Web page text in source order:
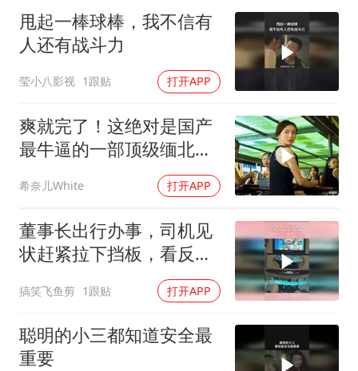
商场现钱学森巨幅海报 负责人回应
乐享全民健身 共筑健康中国
甩起一棒球棒，我不信有
人还有战斗力
莹小八影视 1跟贴 打开APP
爽就完了！这绝对是国产
最牛逼的一部顶级缅北犯
希奈儿White 打开APP
董事长出行办事，司机见
状赶紧拉下挡板，看反应
搞笑飞鱼剪 1跟贴 打开APP
聪明的小三都知道安全最
重要